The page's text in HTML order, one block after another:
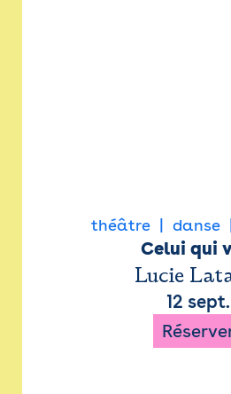
théâtre danse
Celui qui
Lucie
12 sept.